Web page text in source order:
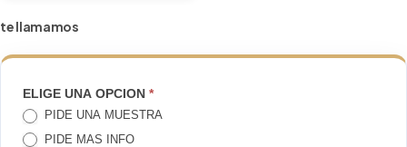
te llamamos
TE
LLAMAMOS
ELIGE UNA OPCION *
PIDE UNA MUESTRA
PIDE MAS INFO